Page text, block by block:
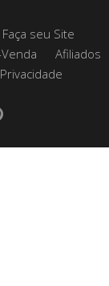
Faça seu Site
Afiliados